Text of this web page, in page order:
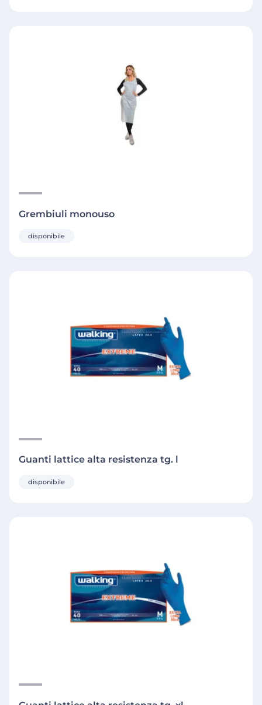
Grembiuli monouso
disponibile
Guanti lattice alta resistenza tg. l
disponibile